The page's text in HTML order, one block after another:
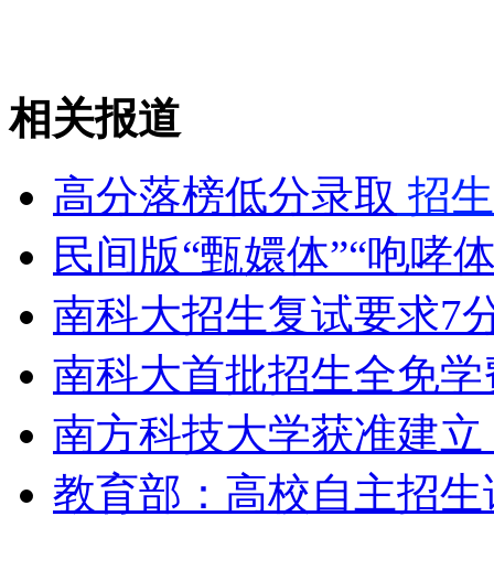
女孩北京地铁殴打老人 痛下狠手拳打脚踢
无痛分娩是否安全 医生回应
外交部：反对强权政治霸凌主义
外交部：有关国家言论片面不公正
相关报道
高分落榜低分录取 招生
民间版“甄嬛体”“咆哮
南科大招生复试要求7
南科大首批招生全免学
南方科技大学获准建
教育部：高校自主招